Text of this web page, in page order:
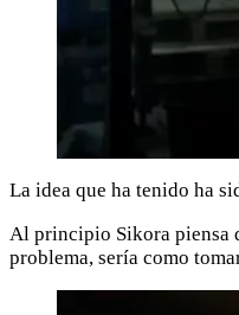
La idea que ha tenido ha
Al principio Sikora piensa
problema, sería como